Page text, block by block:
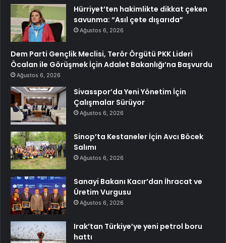
Hürriyet’ten hakimlikte dikkat çeken
savunma: “Asıl çete dışarıda”
Ağustos 6, 2026
Dem Parti Gençlik Meclisi, Terör Örgütü PKK Lideri
Öcalan ile Görüşmek İçin Adalet Bakanlığı’na Başvurdu
Ağustos 6, 2026
Sivasspor’da Yeni Yönetim İçin
Çalışmalar Sürüyor
Ağustos 6, 2026
Sinop’ta Kestaneler İçin Avcı Böcek
Salımı
Ağustos 6, 2026
Sanayi Bakanı Kacır’dan İhracat ve
Üretim Vurgusu
Ağustos 6, 2026
Irak’tan Türkiye’ye yeni petrol boru
hattı